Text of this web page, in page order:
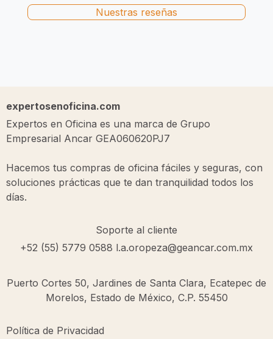
Nuestras reseñas
expertosenoficina.com
Expertos en Oficina es una marca de Grupo
Empresarial Ancar GEA060620PJ7
Hacemos tus compras de oficina fáciles y seguras, con
soluciones prácticas que te dan tranquilidad todos los
días.
Soporte al cliente
+52 (55) 5779 0588 l.a.oropeza@geancar.com.mx
Puerto Cortes 50, Jardines de Santa Clara, Ecatepec de
Morelos, Estado de México, C.P. 55450
Política de Privacidad